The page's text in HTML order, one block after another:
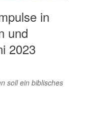
in
und
2023
soll ein biblisches